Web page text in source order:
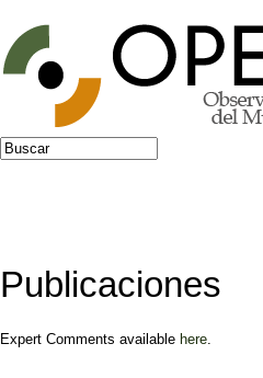
Jump to navigation
Formulario de búsqueda
Buscar
Publicaciones
Expert Comments available here